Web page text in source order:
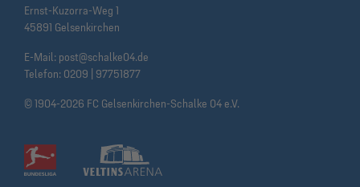
Ernst-Kuzorra-Weg 1
45891 Gelsenkirchen
E-Mail: post@schalke04.de
Telefon: 0209 | 97751877
© 1904-2026 FC Gelsenkirchen-Schalke 04 e.V.